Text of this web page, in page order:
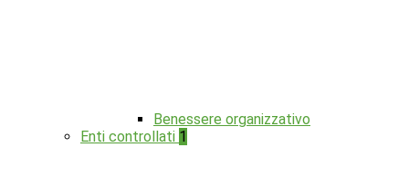
Benessere organizzativo
Enti controllati 1